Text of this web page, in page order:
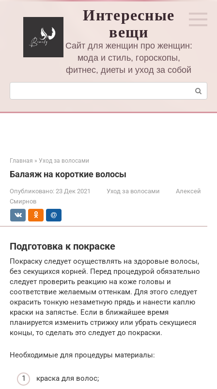
Интересные
вещи
Сайт для женщин про женщин:
мода и стиль, гороскопы,
фитнес, диеты и уход за собой
Поиск:
Главная » Уход за волосами
Балаяж на короткие волосы
Опубликовано: 23 Дек 2021 Уход за волосами
Алексей
Смирнов
Подготовка к покраске
Покраску следует осуществлять на здоровые волосы,
без секущихся корней. Перед процедурой обязательно
следует проверить реакцию на коже головы и
соответствие желаемым оттенкам. Для этого следует
окрасить тонкую незаметную прядь и нанести каплю
краски на запястье. Если в ближайшее время
планируется изменить стрижку или убрать секущиеся
концы, то сделать это следует до покраски.
Необходимые для процедуры материалы:
краска для волос;